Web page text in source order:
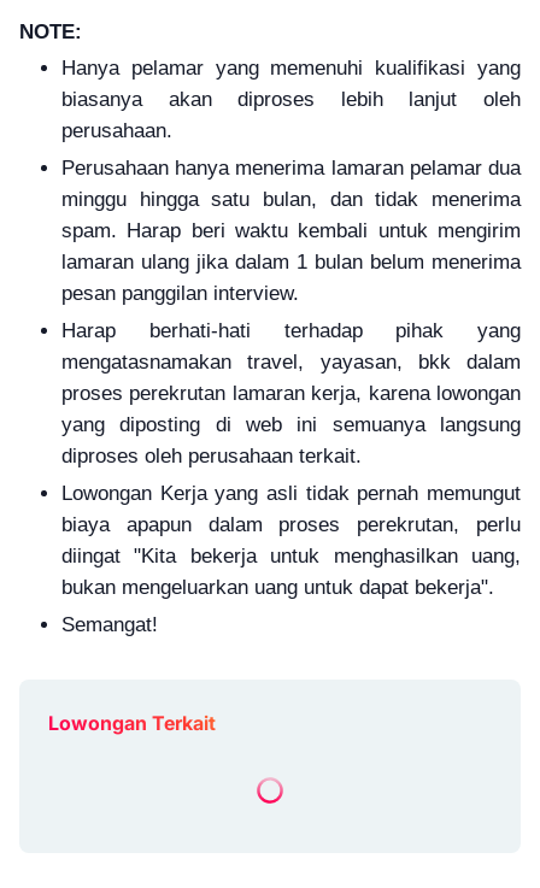
NOTE:
Hanya pelamar yang memenuhi kualifikasi yang
biasanya akan diproses lebih lanjut oleh
perusahaan.
Perusahaan hanya menerima lamaran pelamar dua
minggu hingga satu bulan, dan tidak menerima
spam. Harap beri waktu kembali untuk mengirim
lamaran ulang jika dalam 1 bulan belum menerima
pesan panggilan interview.
Harap berhati-hati terhadap pihak yang
mengatasnamakan travel, yayasan, bkk dalam
proses perekrutan lamaran kerja, karena lowongan
yang diposting di web ini semuanya langsung
diproses oleh perusahaan terkait.
Lowongan Kerja yang asli tidak pernah memungut
biaya apapun dalam proses perekrutan, perlu
diingat "Kita bekerja untuk menghasilkan uang,
bukan mengeluarkan uang untuk dapat bekerja".
Semangat!
Lowongan Terkait